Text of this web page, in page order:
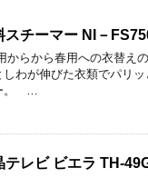
スチーマー NI－
からから春用への衣替え
わが伸びた衣類でパリ
。 …
テレビ ビエラ TH-